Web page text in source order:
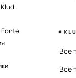
Kludi
Fonte
Все
Все